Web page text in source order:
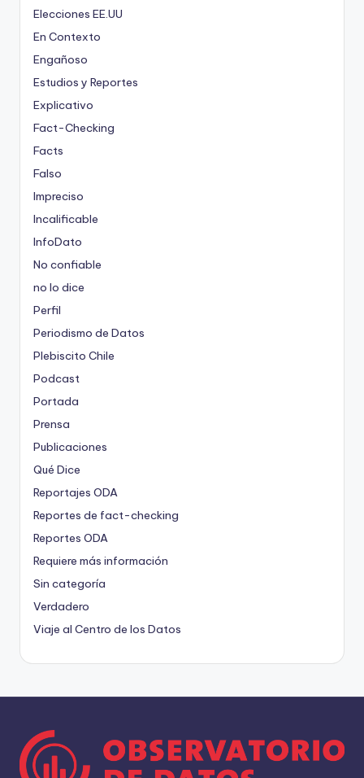
Elecciones EE.UU
En Contexto
Engañoso
Estudios y Reportes
Explicativo
Fact-Checking
Facts
Falso
Impreciso
Incalificable
InfoDato
No confiable
no lo dice
Perfil
Periodismo de Datos
Plebiscito Chile
Podcast
Portada
Prensa
Publicaciones
Qué Dice
Reportajes ODA
Reportes de fact-checking
Reportes ODA
Requiere más información
Sin categoría
Verdadero
Viaje al Centro de los Datos